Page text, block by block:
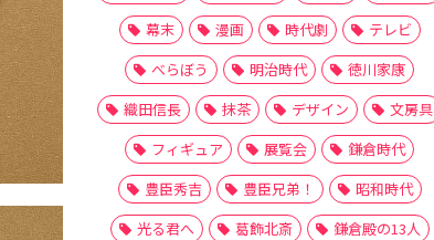
幕末
漫画 時代劇
テレビ
べらぼう
明治時代
徳川家康
織田信長
抹茶 デザイン
文房具
フィギュア
展覧会
鎌倉時代
豊臣秀吉
豊臣兄弟！
昭和時代
光る君へ
葛飾北斎 鎌倉殿の13人